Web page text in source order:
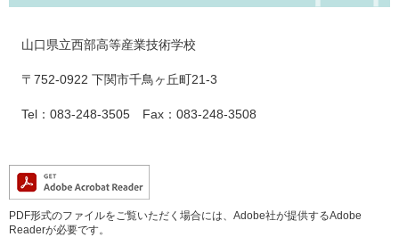
山口県立西部高等産業技術学校
〒752-0922 下関市千鳥ヶ丘町21-3
Tel：083-248-3505 Fax：083-248-3508
PDF形式のファイルをご覧いただく場合には、Adobe社が提供するAdobe
Readerが必要です。